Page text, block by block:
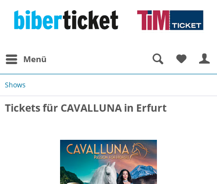
Menü
Shows
Tickets für CAVALLUNA in Erfurt